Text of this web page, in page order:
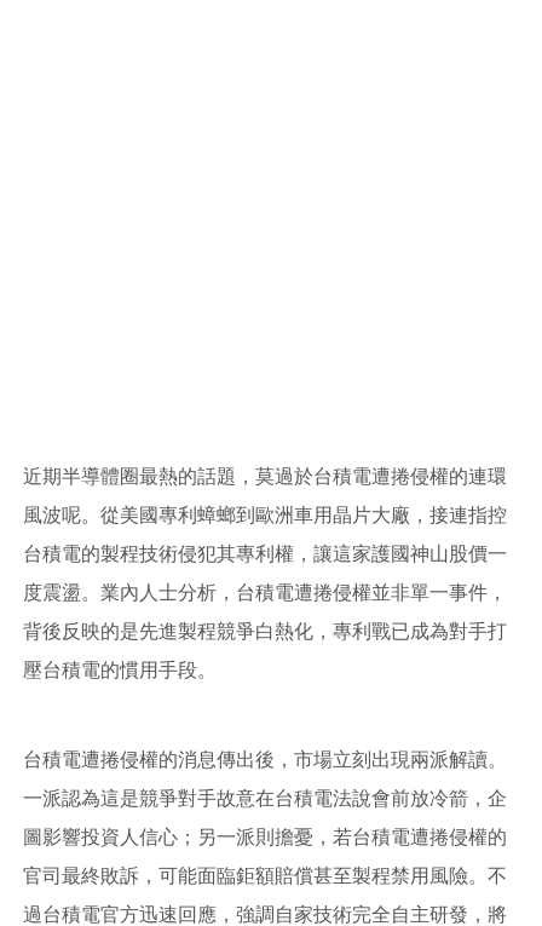
近期半導體圈最熱的話題，莫過於台積電遭捲侵權的連環
風波呢。從美國專利蟑螂到歐洲車用晶片大廠，接連指控
台積電的製程技術侵犯其專利權，讓這家護國神山股價一
度震盪。業內人士分析，台積電遭捲侵權並非單一事件，
背後反映的是先進製程競爭白熱化，專利戰已成為對手打
壓台積電的慣用手段。
台積電遭捲侵權的消息傳出後，市場立刻出現兩派解讀。
一派認為這是競爭對手故意在台積電法說會前放冷箭，企
圖影響投資人信心；另一派則擔憂，若台積電遭捲侵權的
官司最終敗訴，可能面臨鉅額賠償甚至製程禁用風險。不
過台積電官方迅速回應，強調自家技術完全自主研發，將